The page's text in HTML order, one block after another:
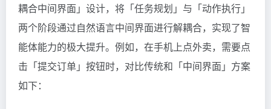
耦合中间界面」设计，将「任务规划」与「动作执行」
两个阶段通过自然语言中间界面进行解耦合，实现了智
能体能力的极大提升。例如，在手机上点外卖，需要点
击「提交订单」按钮时，对比传统和「中间界面」方案
如下：